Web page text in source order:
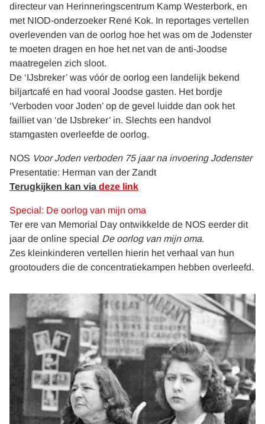
directeur van Herinneringscentrum Kamp Westerbork, en
met NIOD-onderzoeker René Kok. In reportages vertellen
overlevenden van de oorlog hoe het was om de Jodenster
te moeten dragen en hoe het net van de anti-Joodse
maatregelen zich sloot.
De ‘IJsbreker’ was vóór de oorlog een landelijk bekend
biljartcafé en had vooral Joodse gasten. Het bordje
‘Verboden voor Joden’ op de gevel luidde dan ook het
failliet van ‘de IJsbreker’ in. Slechts een handvol
stamgasten overleefde de oorlog.
NOS Voor Joden verboden 75 jaar na invoering Jodenster
Presentatie: Herman van der Zandt
Terugkijken kan via deze link
Special: De oorlog van mijn oma
Ter ere van Memorial Day ontwikkelde de NOS eerder dit
jaar de online special De oorlog van mijn oma.
Zes kleinkinderen vertellen hierin het verhaal van hun
grootouders die de concentratiekampen hebben overleefd.